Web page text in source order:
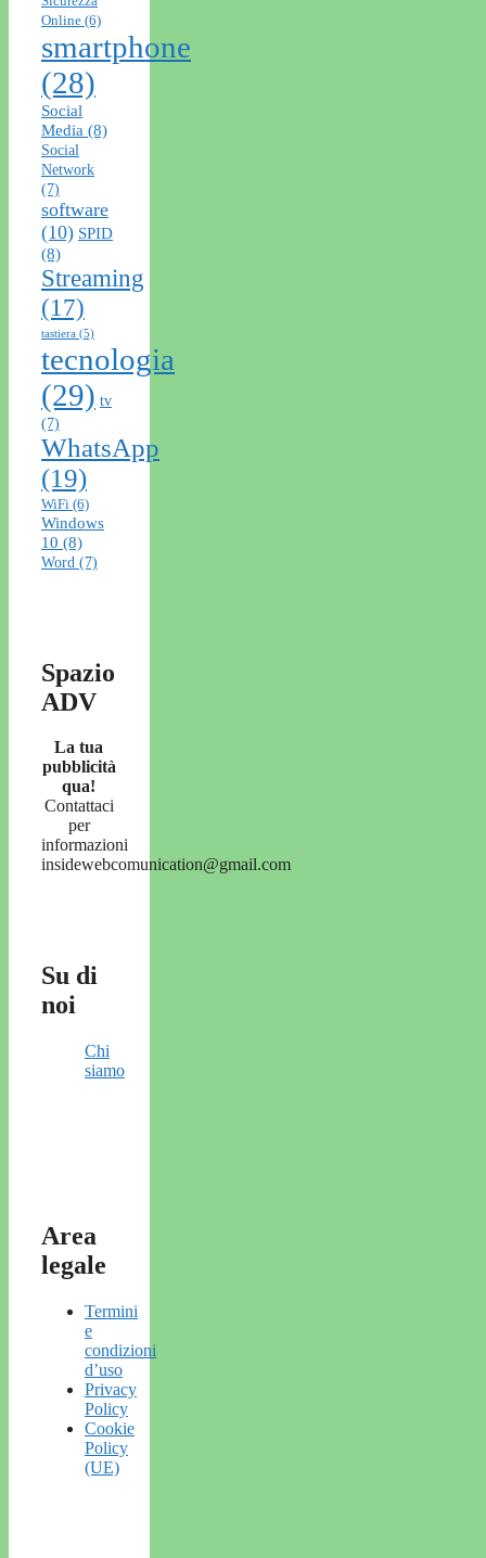
Online (6)
smartphone
(28)
Social
Media (8)
Social
Network
(7)
software
(10) SPID
(8)
Streaming
(17)
tastiera (5)
tecnologia
(29) tv
(7)
WhatsApp
(19)
WiFi (6)
Windows
10 (8)
Word (7)
Spazio
ADV
La tua
pubblicità
qua!
Contattaci
per
informazioni
insidewebcomunication@gmail.com
Su di
noi
Chi
siamo
Area
legale
Termini
e
condizioni
d’uso
Privacy
Policy
Cookie
Policy
(UE)